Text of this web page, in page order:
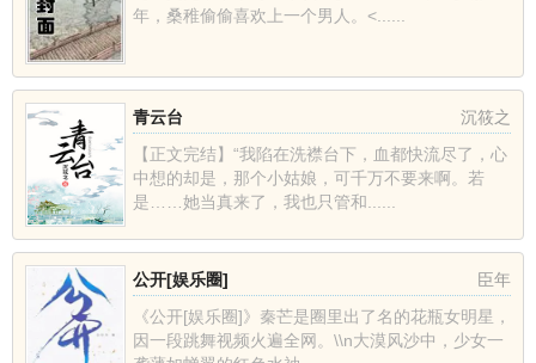
年，桑稚偷偷喜欢上一个男人。<......
沉筱之
青云台
【正文完结】“我陷在洗襟台下，血都快流尽了，心
中想的却是，那个小姑娘，可千万不要来啊。若
是……她当真来了，我也只管和......
臣年
公开[娱乐圈]
《公开[娱乐圈]》秦芒是圈里出了名的花瓶女明星，
因一段跳舞视频火遍全网。\\n大漠风沙中，少女一